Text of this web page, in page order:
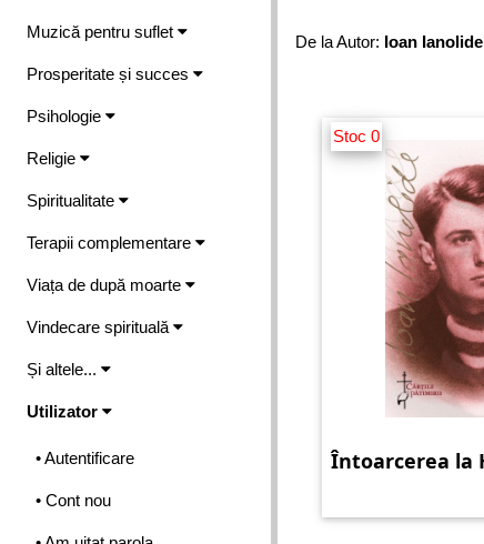
Muzică pentru suflet
Prosperitate și succes
Psihologie
Religie
Spiritualitate
Terapii complementare
Viața de după moarte
Vindecare spirituală
Și altele...
Utilizator
• Autentificare
• Cont nou
De la Autor: Ioan Ianolide
Stoc 0
Întoarcerea la